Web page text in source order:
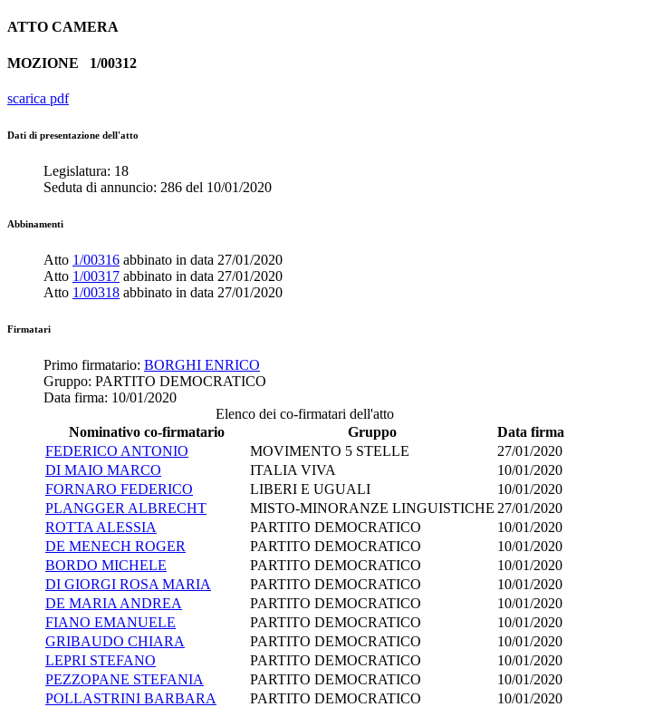
ATTO CAMERA
MOZIONE 1/00312
scarica pdf
Dati di presentazione dell'atto
Legislatura: 18
Seduta di annuncio: 286 del 10/01/2020
Abbinamenti
Atto 1/00316 abbinato in data 27/01/2020
Atto 1/00317 abbinato in data 27/01/2020
Atto 1/00318 abbinato in data 27/01/2020
Firmatari
Primo firmatario: BORGHI ENRICO
Gruppo: PARTITO DEMOCRATICO
Data firma: 10/01/2020
Elenco dei co-firmatari dell'atto
Nominativo co-firmatario
Gruppo
Data firma
FEDERICO ANTONIO
MOVIMENTO 5 STELLE
27/01/2020
DI MAIO MARCO
ITALIA VIVA
10/01/2020
FORNARO FEDERICO
LIBERI E UGUALI
10/01/2020
PLANGGER ALBRECHT
MISTO-MINORANZE LINGUISTICHE 27/01/2020
ROTTA ALESSIA
PARTITO DEMOCRATICO
10/01/2020
DE MENECH ROGER
PARTITO DEMOCRATICO
10/01/2020
BORDO MICHELE
PARTITO DEMOCRATICO
10/01/2020
DI GIORGI ROSA MARIA
PARTITO DEMOCRATICO
10/01/2020
DE MARIA ANDREA
PARTITO DEMOCRATICO
10/01/2020
FIANO EMANUELE
PARTITO DEMOCRATICO
10/01/2020
GRIBAUDO CHIARA
PARTITO DEMOCRATICO
10/01/2020
LEPRI STEFANO
PARTITO DEMOCRATICO
10/01/2020
PEZZOPANE STEFANIA
PARTITO DEMOCRATICO
10/01/2020
POLLASTRINI BARBARA
PARTITO DEMOCRATICO
10/01/2020